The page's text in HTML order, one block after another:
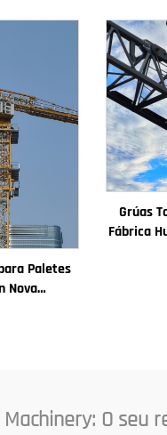
Paletes
Nova
Grúas
Fábrica
O seu